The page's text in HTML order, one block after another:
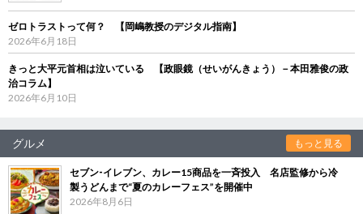
ゼロトラストって何？ 【岡嶋教授のデジタル指南】
2026年6月18日
きっと大平元首相は泣いている 【政眼鏡（せいがんきょう）－本田雅俊の政
治コラム】
2026年6月10日
グルメ もっと見る
セブン‐イレブン、カレー15商品を一斉投入 名店監修から冷
製うどんまで“夏のカレーフェス”を開催中
2026年8月6日